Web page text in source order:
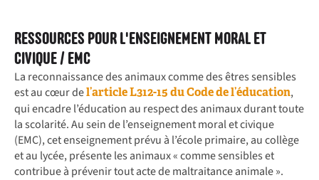
RESSOURCES POUR L'ENSEIGNEMENT MORAL ET
CIVIQUE / EMC
La reconnaissance des animaux comme des êtres sensibles
est au cœur del’article L312-15 du Code de l’éducation,
qui encadre l’éducation au respect des animaux durant toute
la scolarité. Au sein de l’enseignement moral et civique
(EMC), cet enseignement prévu à l’école primaire, au collège
et au lycée, présente les animaux « comme sensibles et
contribue à prévenir tout acte de maltraitance animale ».